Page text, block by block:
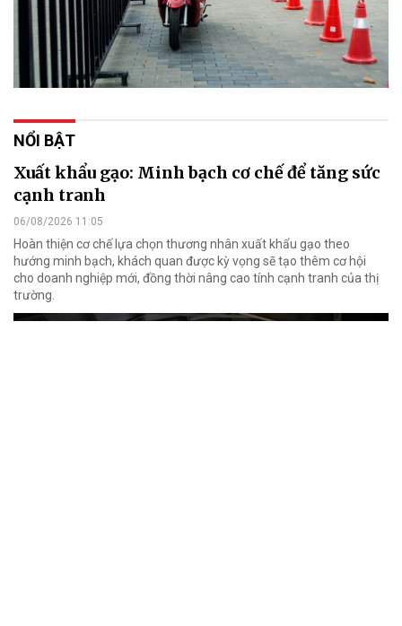
NỔI BẬT
Xuất khẩu gạo: Minh bạch cơ chế để tăng sức
cạnh tranh
06/08/2026 11:05
Hoàn thiện cơ chế lựa chọn thương nhân xuất khẩu gạo theo
hướng minh bạch, khách quan được kỳ vọng sẽ tạo thêm cơ hội
cho doanh nghiệp mới, đồng thời nâng cao tính cạnh tranh của thị
trường.